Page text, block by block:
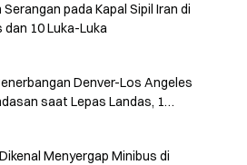
pada Kapal Sipil Iran di
dan 10 Luka-Luka
Denver-Los Angeles
saat Lepas Landas, 1
Menyergap Minibus di